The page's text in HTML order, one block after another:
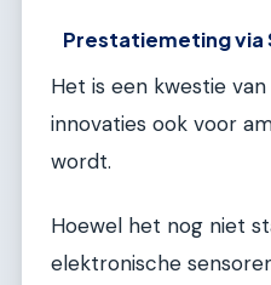
Prestatiemeting via
Het is een kwestie
innovaties ook voor
wordt.
Hoewel het nog niet
elektronische